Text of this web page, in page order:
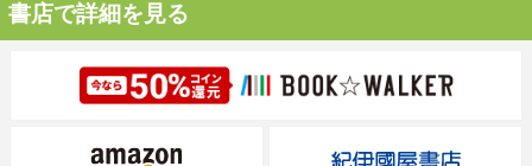
書店で詳細を見る